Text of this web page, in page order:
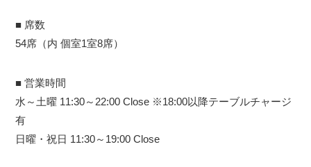
■ 席数
54席（内 個室1室8席）
■ 営業時間
水～土曜 11:30～22:00 Close ※18:00以降テーブルチャージ
有
日曜・祝日 11:30～19:00 Close